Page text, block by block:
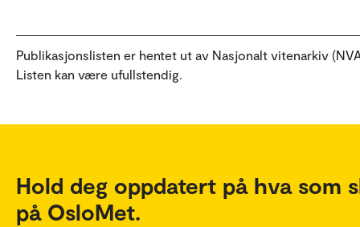
Publikasjonslisten er hentet ut av Nasjonalt vitenarkiv
Listen kan være ufullstendig.
Hold deg oppdatert på hva som
på OsloMet.